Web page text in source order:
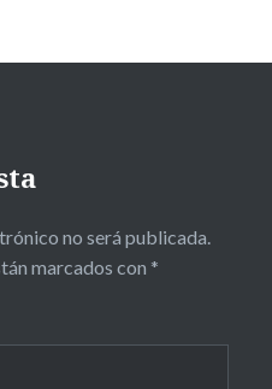
no será publicada.
marcados con *